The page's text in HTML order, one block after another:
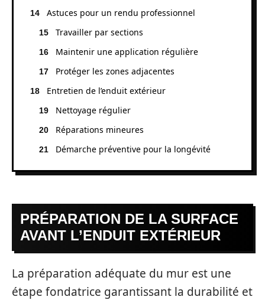
Astuces pour un rendu professionnel
Travailler par sections
Maintenir une application régulière
Protéger les zones adjacentes
Entretien de l’enduit extérieur
Nettoyage régulier
Réparations mineures
Démarche préventive pour la longévité
PRÉPARATION DE LA SURFACE
AVANT L’ENDUIT EXTÉRIEUR
La préparation adéquate du mur est une
étape fondatrice garantissant la durabilité et